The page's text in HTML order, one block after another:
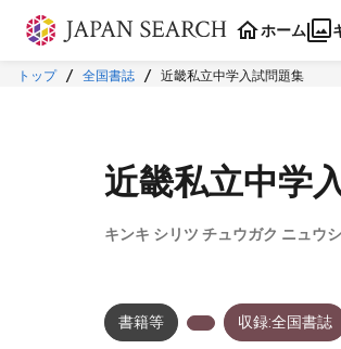
本文に飛ぶ
ホーム
トップ 全国書誌 近畿私立中学入試問題集
近畿私立中学
キンキ シリツ チュウガク ニュウ
書籍等 収録:全国書誌